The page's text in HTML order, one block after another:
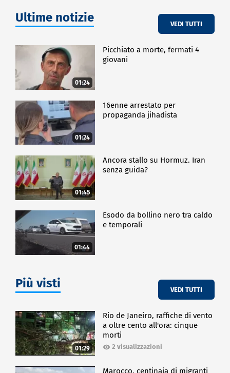
Ultime notizie VEDI TUTTI
01:24
Picchiato a morte, fermati 4
giovani
01:24
16enne arrestato per
propaganda jihadista
01:45
Ancora stallo su Hormuz. Iran
senza guida?
01:44
Esodo da bollino nero tra caldo
e temporali
Più visti VEDI TUTTI
01:29
Rio de Janeiro, raffiche di vento
a oltre cento all'ora: cinque
morti
2 visualizzazioni
Marocco, centinaia di migranti